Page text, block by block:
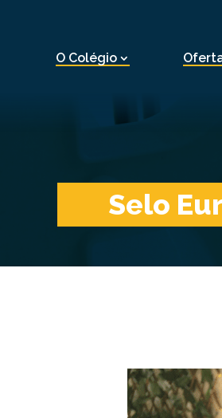
O Colégio
Selo